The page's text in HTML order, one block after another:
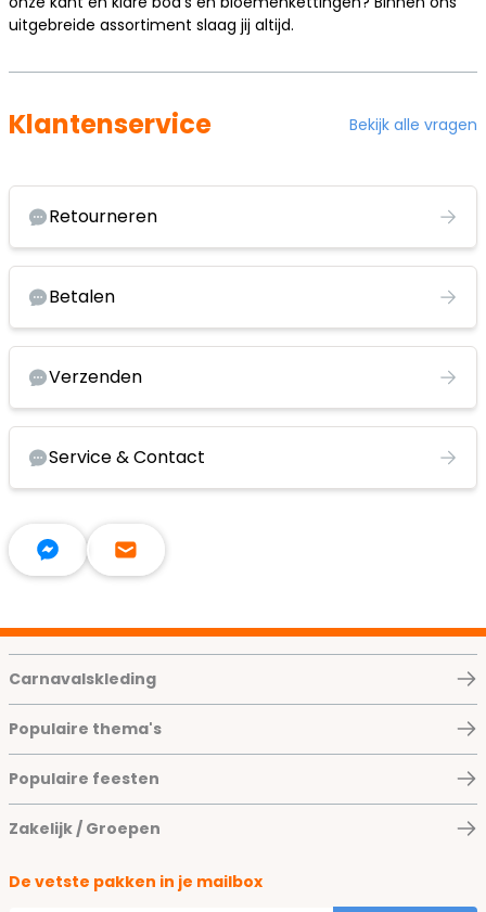
uitgebreide assortiment slaag jij altijd.
Klantenservice Bekijk alle vragen
Retourneren
Betalen
Verzenden
Service & Contact
Carnavalskleding
Populaire thema's
Populaire feesten
Zakelijk / Groepen
De vetste pakken in je mailbox